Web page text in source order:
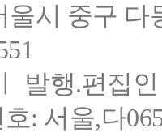
울시 중구
발행.편집
: 서울,다